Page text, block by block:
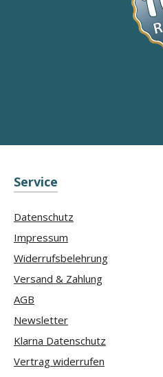
Service
Datenschutz
Impressum
Widerrufsbelehrung
Versand & Zahlung
AGB
Newsletter
Klarna Datenschutz
Vertrag widerrufen